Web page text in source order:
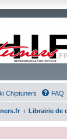
Chiptuners FAQ
Librairie de